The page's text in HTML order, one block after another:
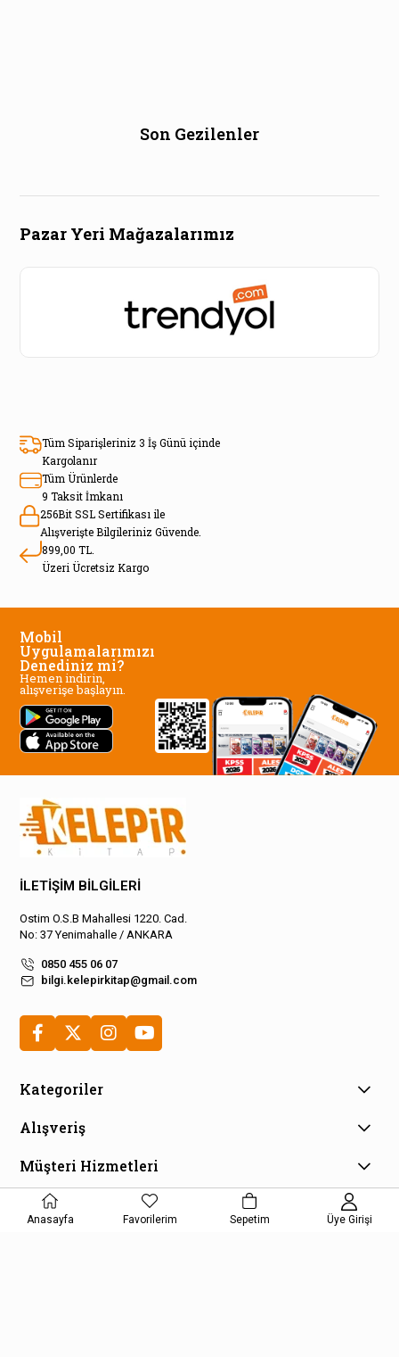
Son Gezilenler
Pazar Yeri Mağazalarımız
Tüm Siparişleriniz 3 İş Günü içinde
Kargolanır
Tüm Ürünlerde
9 Taksit İmkanı
256Bit SSL Sertifikası ile
Alışverişte Bilgileriniz Güvende.
899,00 TL.
Üzeri Ücretsiz Kargo
Mobil
Uygulamalarımızı
Denediniz mi?
Hemen indirin,
alışverişe başlayın.
İLETİŞİM BİLGİLERİ
Ostim O.S.B Mahallesi 1220. Cad.
No: 37 Yenimahalle / ANKARA
0850 455 06 07
bilgi.kelepirkitap@gmail.com
Kategoriler
Alışveriş
Müşteri Hizmetleri
E-Bülten Aboneliği
Kampanya ve fırsatlardan haberdar olmak için e-bültenimize
Anasayfa Favorilerim Sepetim Üye Girişi